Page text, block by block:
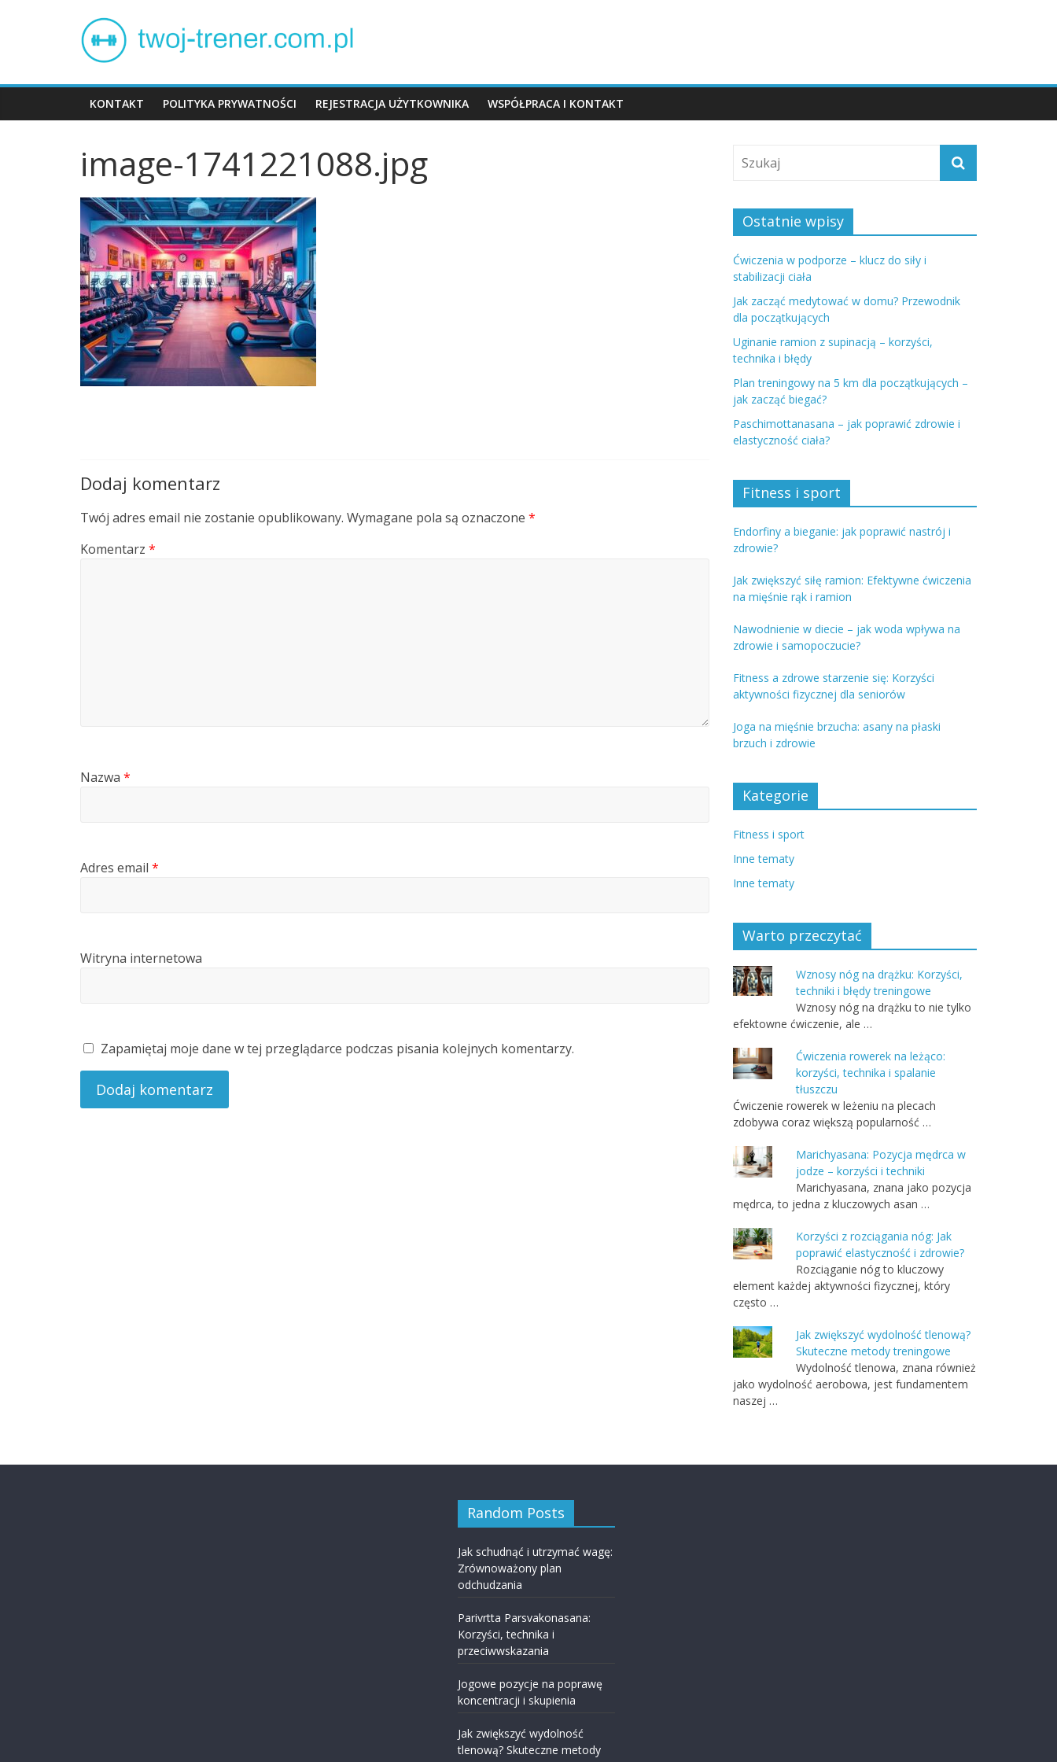
Twój
trener
KONTAKT POLITYKA PRYWATNOŚCI REJESTRACJA UŻYTKOWNIKA WSPÓŁPRACA I KONTAKT
image-1741221088.jpg
Dodaj komentarz
Twój adres email nie zostanie opublikowany. Wymagane pola są oznaczone *
Komentarz *
Nazwa *
Adres email *
Witryna internetowa
Zapamiętaj moje dane w tej przeglądarce podczas pisania kolejnych komentarzy.
Ostatnie wpisy
Ćwiczenia w podporze – klucz do siły i
stabilizacji ciała
Jak zacząć medytować w domu? Przewodnik
dla początkujących
Uginanie ramion z supinacją – korzyści,
technika i błędy
Plan treningowy na 5 km dla początkujących –
jak zacząć biegać?
Paschimottanasana – jak poprawić zdrowie i
elastyczność ciała?
Fitness i sport
Endorfiny a bieganie: jak poprawić nastrój i
zdrowie?
Jak zwiększyć siłę ramion: Efektywne ćwiczenia
na mięśnie rąk i ramion
Nawodnienie w diecie – jak woda wpływa na
zdrowie i samopoczucie?
Fitness a zdrowe starzenie się: Korzyści
aktywności fizycznej dla seniorów
Joga na mięśnie brzucha: asany na płaski
brzuch i zdrowie
Kategorie
Fitness i sport
Inne tematy
Inne tematy
Warto przeczytać
Wznosy nóg na drążku: Korzyści,
techniki i błędy treningowe
Wznosy nóg na drążku to nie tylko
efektowne ćwiczenie, ale …
Ćwiczenia rowerek na leżąco:
korzyści, technika i spalanie
tłuszczu
Ćwiczenie rowerek w leżeniu na plecach
zdobywa coraz większą popularność …
Marichyasana: Pozycja mędrca w
jodze – korzyści i techniki
Marichyasana, znana jako pozycja
mędrca, to jedna z kluczowych asan …
Korzyści z rozciągania nóg: Jak
poprawić elastyczność i zdrowie?
Rozciąganie nóg to kluczowy
element każdej aktywności fizycznej, który
często …
Jak zwiększyć wydolność tlenową?
Skuteczne metody treningowe
Wydolność tlenowa, znana również
jako wydolność aerobowa, jest fundamentem
naszej …
Random Posts
Jak schudnąć i utrzymać wagę:
Zrównoważony plan
odchudzania
Parivrtta Parsvakonasana:
Korzyści, technika i
przeciwwskazania
Jogowe pozycje na poprawę
koncentracji i skupienia
Jak zwiększyć wydolność
tlenową? Skuteczne metody